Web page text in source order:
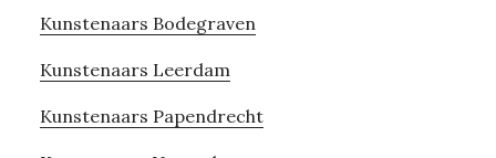
Kunstenaars Bodegraven
Kunstenaars Leerdam
Kunstenaars Papendrecht